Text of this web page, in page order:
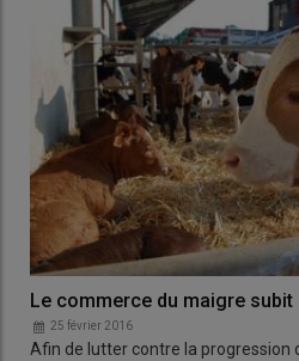
Le commerce du maigre subit
25 février 2016
Afin de lutter contre la progression